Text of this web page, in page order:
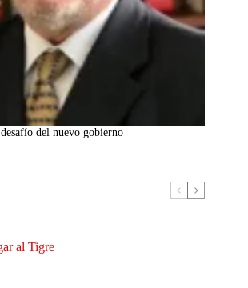
del nuevo gobierno
al Tigre